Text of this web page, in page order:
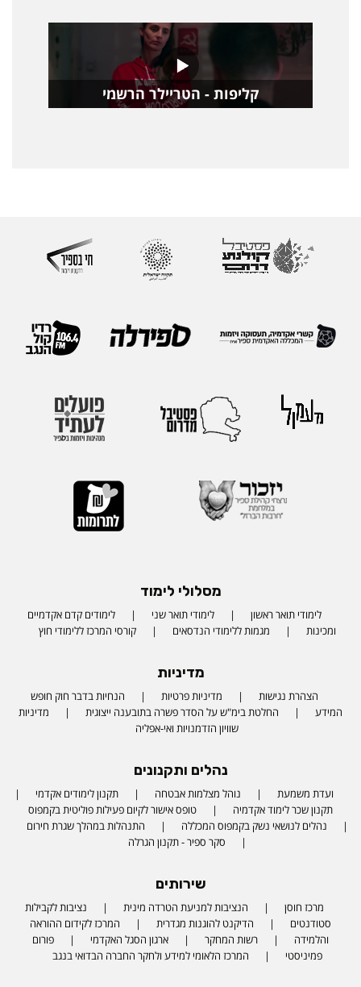
קליפות - הטריילר הרשמי
מסלולי לימוד
לימודי תואר ראשון לימודי תואר שני
לימודים קדם אקדמיים
ומכינות
מגמות ללימודי הנדסאים קורסי המרכז ללימודי חוץ
מדיניות
הצהרת נגישות מדיניות פרטיות
הנחיות בדבר חוק חופש
המידע
החלטת בימ"ש על הסדר פשרה בתובענה ייצוגית
מדיניות
שוויון הזדמנויות ואי-אפליה
נהלים ותקנונים
ועדת משמעת נוהל מצלמות אבטחה
תקנון לימודים אקדמי
תקנון שכר לימוד אקדמיה
טופס אישור לקיום פעילות פוליטית בקמפוס
נהלים לנושאי נשק בקמפוס המכללה
התנהלות במהלך שגרת חירום
סקר ספיר - תקנון הגרלה
שירותים
מרכז חוסן הנציבות למניעת הטרדה מינית
נציבות לקבילות
סטודנטים
הדיקנט להוגנות מגדרית
המרכז לקידום ההוראה
והלמידה
רשות המחקר ארגון הסגל האקדמי
פורום
פמיניסטי
המרכז הלאומי למידע ולחקר החברה הבדואי בנגב